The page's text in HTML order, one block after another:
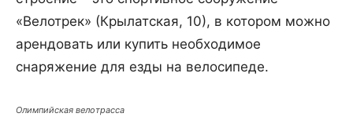
«Велотрек» (Крылатская, 10), в котором можно
арендовать или купить необходимое
снаряжение для езды на велосипеде.
Олимпийская велотрасса